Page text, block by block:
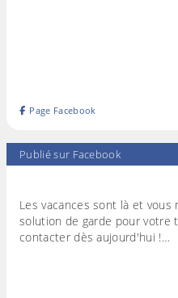
Page Facebook
Publié sur Facebook
Les vacances sont là et
solution de garde pour votre
contacter dès aujourd'hui !…